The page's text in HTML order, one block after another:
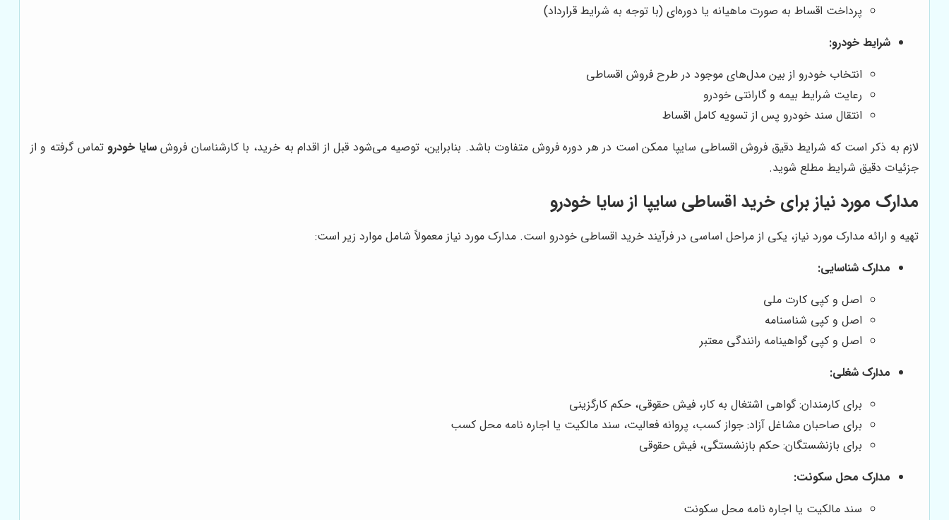
پرداخت اقساط به صورت ماهیانه یا دوره‌ای (با توجه به شرایط قرارداد)
شرایط خودرو:
انتخاب خودرو از بین مدل‌های موجود در طرح فروش اقساطی
رعایت شرایط بیمه و گارانتی خودرو
انتقال سند خودرو پس از تسویه کامل اقساط
لازم به ذکر است که شرایط دقیق فروش اقساطی سایپا ممکن است در هر دوره فروش متفاوت باشد. بنابراین، توصیه می‌شود قبل از اقدام به خرید، با کارشناسان فروشسایا خودرو تماس گرفته و از
جزئیات دقیق شرایط مطلع شوید.
مدارک مورد نیاز برای خرید اقساطی سایپا از سایا خودرو
تهیه و ارائه مدارک مورد نیاز، یکی از مراحل اساسی در فرآیند خرید اقساطی خودرو است. مدارک مورد نیاز معمولاً شامل موارد زیر است:
مدارک شناسایی:
اصل و کپی کارت ملی
اصل و کپی شناسنامه
اصل و کپی گواهینامه رانندگی معتبر
مدارک شغلی:
برای کارمندان: گواهی اشتغال به کار، فیش حقوقی، حکم کارگزینی
برای صاحبان مشاغل آزاد: جواز کسب، پروانه فعالیت، سند مالکیت یا اجاره نامه محل کسب
برای بازنشستگان: حکم بازنشستگی، فیش حقوقی
مدارک محل سکونت:
سند مالکیت یا اجاره نامه محل سکونت